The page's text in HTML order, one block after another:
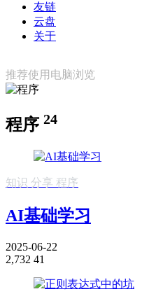
友链
云盘
关于
推荐使用电脑浏览
程序 24
知识 分享 程序
AI基础学习
2025-06-22
2,732 41